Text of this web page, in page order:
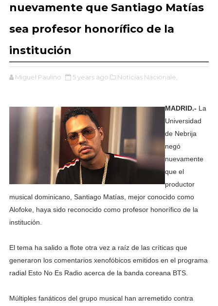
nuevamente que Santiago Matías
sea profesor honorífico de la
institución
Miguel Paulino 5 years ago Noticias Nacionale,
MADRID.- La
Universidad
de Nebrija
negó
nuevamente
que el
productor
musical dominicano, Santiago Matías, mejor conocido como
Alofoke, haya sido reconocido como profesor honorífico de la
institución.
El tema ha salido a flote otra vez a raíz de las críticas que
generaron los comentarios xenofóbicos emitidos en el programa
radial Esto No Es Radio acerca de la banda coreana BTS.
Múltiples fanáticos del grupo musical han arremetido contra